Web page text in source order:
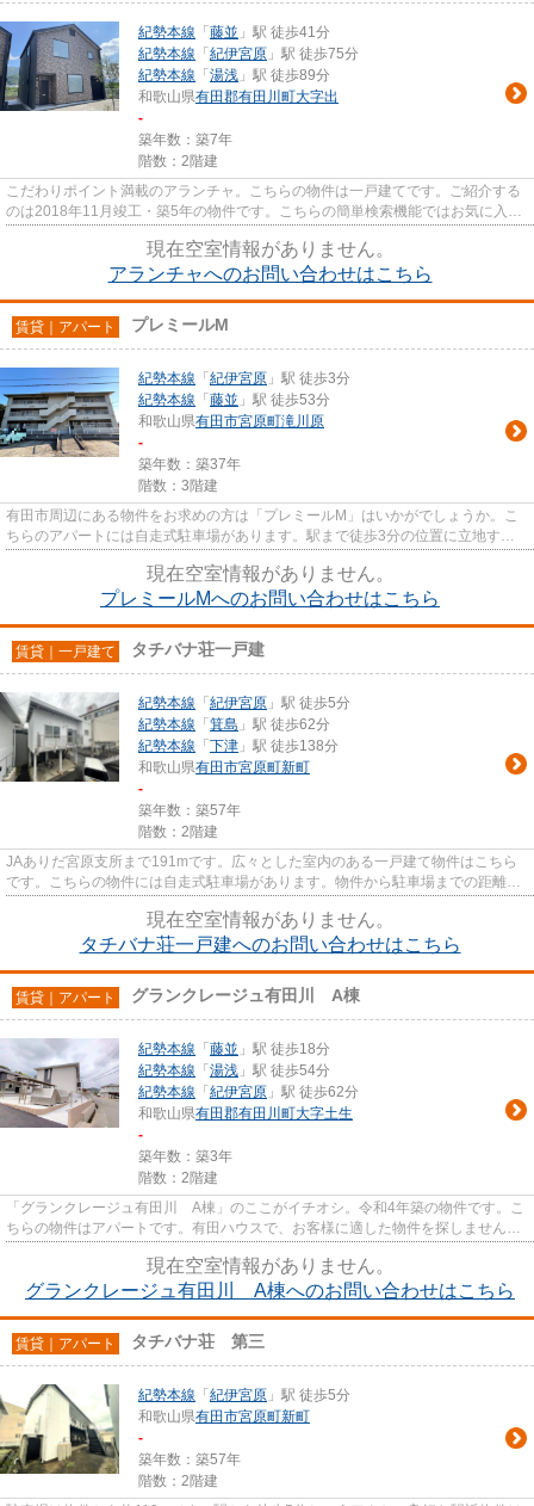
紀勢本線 「 藤並 」駅 徒歩41分
紀勢本線 「 紀伊宮原 」駅 徒歩75分
紀勢本線 「 湯浅 」駅 徒歩89分
和歌山県有田郡有田川町大字出
-
築年数：築7年
階数：2階建
こだわりポイント満載のアランチャ。こちらの物件は一戸建てです。ご紹介する
のは2018年11月竣工・築5年の物件です。こちらの簡単検索機能ではお気に入り
現在空室情報がありません。
アランチャへのお問い合わせはこちら
賃貸｜アパート プレミールM
紀勢本線 「 紀伊宮原 」駅 徒歩3分
紀勢本線 「 藤並 」駅 徒歩53分
和歌山県有田市宮原町滝川原
-
築年数：築37年
階数：3階建
有田市周辺にある物件をお求めの方は「プレミールM」はいかがでしょうか。こ
ちらのアパートには自走式駐車場があります。駅まで徒歩3分の位置に立地す
現在空室情報がありません。
プレミールMへのお問い合わせはこちら
賃貸｜一戸建て タチバナ荘一戸建
紀勢本線 「 紀伊宮原 」駅 徒歩5分
紀勢本線 「 箕島 」駅 徒歩62分
紀勢本線 「 下津 」駅 徒歩138分
和歌山県有田市宮原町新町
-
築年数：築57年
階数：2階建
JAありだ宮原支所まで191mです。広々とした室内のある一戸建て物件はこちら
です。こちらの物件には自走式駐車場があります。物件から駐車場までの距離は
現在空室情報がありません。
タチバナ荘一戸建へのお問い合わせはこちら
賃貸｜アパート グランクレージュ有田川 A棟
紀勢本線 「 藤並 」駅 徒歩18分
紀勢本線 「 湯浅 」駅 徒歩54分
紀勢本線 「 紀伊宮原 」駅 徒歩62分
和歌山県有田郡有田川町大字土生
-
築年数：築3年
階数：2階建
「グランクレージュ有田川 A棟」のここがイチオシ。令和4年築の物件です。こ
ちらの物件はアパートです。有田ハウスで、お客様に適した物件を探しません
現在空室情報がありません。
グランクレージュ有田川 A棟へのお問い合わせはこちら
賃貸｜アパート タチバナ荘 第三
紀勢本線 「 紀伊宮原 」駅 徒歩5分
和歌山県有田市宮原町新町
-
築年数：築57年
階数：2階建